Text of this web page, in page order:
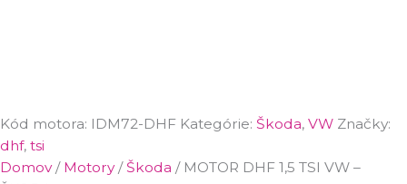
Kód motora: IDM72-DHF Kategórie: Škoda, VW Značky:
dhf, tsi
Domov/ Motory/ Škoda / MOTOR DHF 1,5 TSI VW –